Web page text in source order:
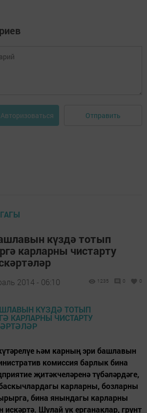
Авторизоваться Отправить
күздә тотып
карларны чистарту
2014 - 06:10 1235 0 0
һәм карның эри башлавын
комиссия барлык бина
җитәкчеләренә түбәләрдәге,
карларны, бозларны
бина янындагы карларны
искәртә. Шулай ук ерганаклар, грунт